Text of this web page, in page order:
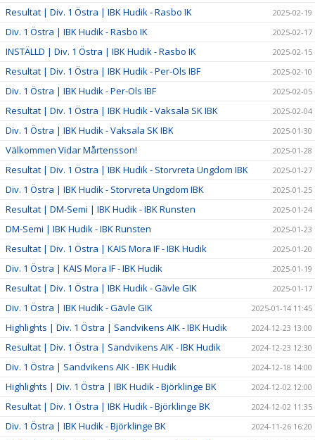
Resultat | Div. 1 Östra | IBK Hudik - Rasbo IK 2025-02-19
Div. 1 Östra | IBK Hudik - Rasbo IK 2025-02-17
INSTÄLLD | Div. 1 Östra | IBK Hudik - Rasbo IK 2025-02-15
Resultat | Div. 1 Östra | IBK Hudik - Per-Ols IBF 2025-02-10
Div. 1 Östra | IBK Hudik - Per-Ols IBF 2025-02-05
Resultat | Div. 1 Östra | IBK Hudik - Vaksala SK IBK 2025-02-04
Div. 1 Östra | IBK Hudik - Vaksala SK IBK 2025-01-30
Välkommen Vidar Mårtensson! 2025-01-28
Resultat | Div. 1 Östra | IBK Hudik - Storvreta Ungdom IBK 2025-01-27
Div. 1 Östra | IBK Hudik - Storvreta Ungdom IBK 2025-01-25
Resultat | DM-Semi | IBK Hudik - IBK Runsten 2025-01-24
DM-Semi | IBK Hudik - IBK Runsten 2025-01-23
Resultat | Div. 1 Östra | KAIS Mora IF - IBK Hudik 2025-01-20
Div. 1 Östra | KAIS Mora IF - IBK Hudik 2025-01-19
Resultat | Div. 1 Östra | IBK Hudik - Gävle GIK 2025-01-17
Div. 1 Östra | IBK Hudik - Gävle GIK 2025-01-14 11:45
Highlights | Div. 1 Östra | Sandvikens AIK - IBK Hudik 2024-12-23 13:00
Resultat | Div. 1 Östra | Sandvikens AIK - IBK Hudik 2024-12-23 12:30
Div. 1 Östra | Sandvikens AIK - IBK Hudik 2024-12-18 14:00
Highlights | Div. 1 Östra | IBK Hudik - Björklinge BK 2024-12-02 12:00
Resultat | Div. 1 Östra | IBK Hudik - Björklinge BK 2024-12-02 11:35
Div. 1 Östra | IBK Hudik - Björklinge BK 2024-11-26 16:20